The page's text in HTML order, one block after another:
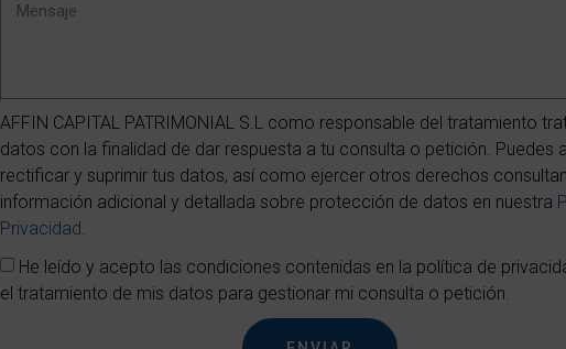
AFFIN CAPITAL PATRIMONIAL S.L como responsable del tratamiento
datos con la finalidad de dar respuesta a tu consulta o petición. Puedes
rectificar y suprimir tus datos, así como ejercer otros derechos
información adicional y detallada sobre protección de datos en nuestra
Privacidad
He leído y acepto las condiciones contenidas en la política de
el tratamiento de mis datos para gestionar mi consulta o petición.